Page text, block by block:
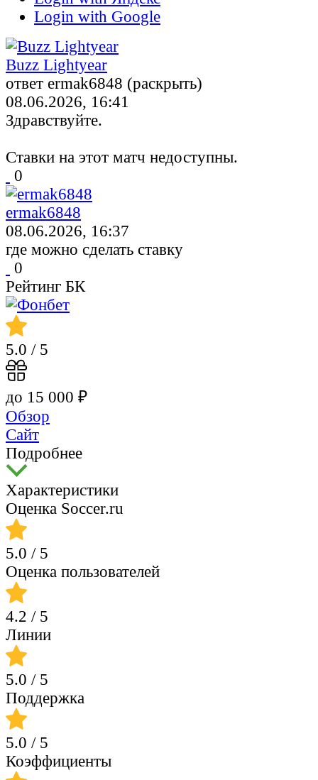
Login with Google
Buzz Lightyear
ответ ermak6848 (раскрыть)
08.06.2026, 16:41
Здравствуйте.
Ставки на этот матч недоступны.
0
ermak6848
08.06.2026, 16:37
где можно сделать ставку
0
Рейтинг БК
5.0 / 5
до 15 000 ₽
Обзор
Сайт
Подробнее
Характеристики
Оценка Soccer.ru
5.0 / 5
Оценка пользователей
4.2 / 5
Линии
5.0 / 5
Поддержка
5.0 / 5
Коэффициенты